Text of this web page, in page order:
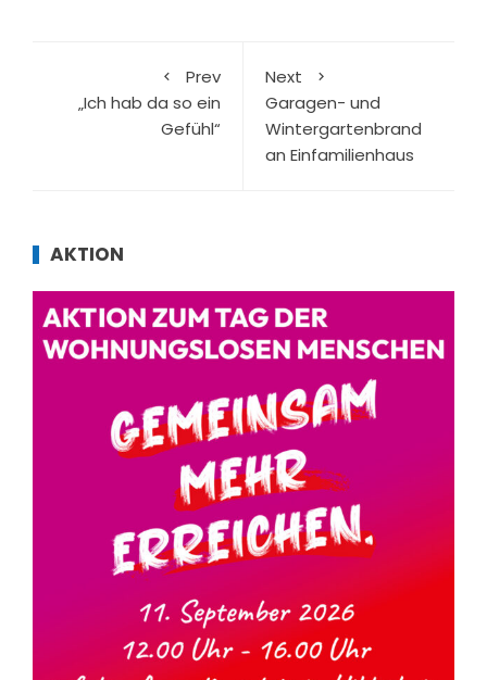
Prev
„Ich hab da so ein
Gefühl“
Next
Garagen- und
Wintergartenbrand
an Einfamilienhaus
AKTION